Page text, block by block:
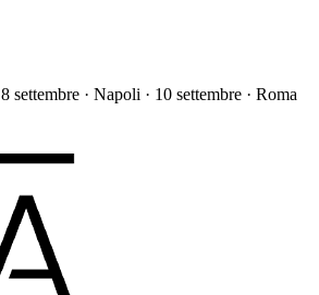
8 settembre · Napoli · 10 settembre · Roma